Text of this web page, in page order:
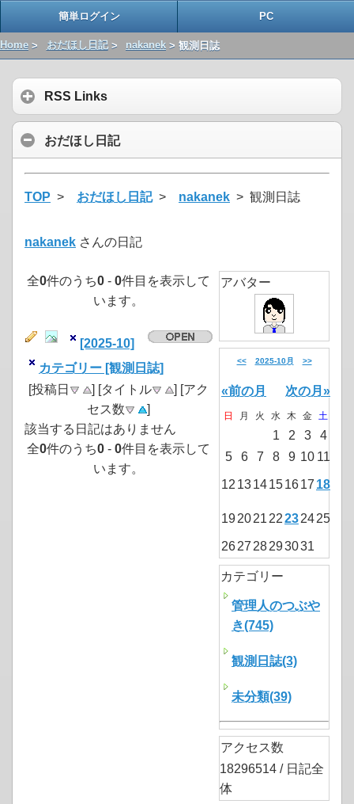
簡単ログイン PC
Home > おだほし日記> nakanek > 観測日誌
RSS Links
おだほし日記
TOP > おだほし日記> nakanek > 観測日誌
nakanek さんの日記
全0件のうち0 - 0件目を表示して
います。
[2025-10]
カテゴリー [観測日誌]
[投稿日
] [タイトル
] [アク
セス数
]
該当する日記はありません
全0件のうち0 - 0件目を表示して
います。
アバター
<< 2025-10月 >>
«前の月 次の月»
日 月 火 水 木 金 土
1 2 3
4
5
6 7 8 9 10 11
12 1314151617 18
192021 22232425
2627 28293031
カテゴリー
管理人のつぶや
き(745)
観測日誌(3)
未分類(39)
アクセス数
18296514 / 日記全
体